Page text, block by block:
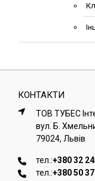
КОНТАКТИ
ТОВ ТУБЕС
вул. Б.
79024, Львiв
тел.:+380 32
тел.:+380 50